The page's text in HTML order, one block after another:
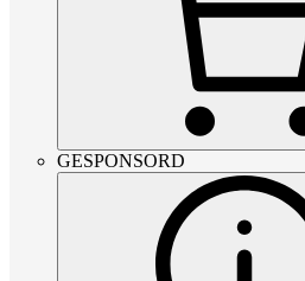
GESPONSORD